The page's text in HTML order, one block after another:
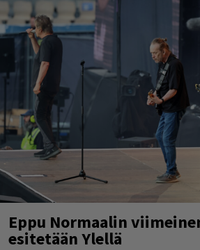
Eppu Normaalin
esitetään Ylellä